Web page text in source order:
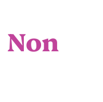
Non